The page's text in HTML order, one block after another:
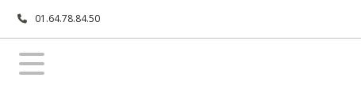
01.64.78.84.50